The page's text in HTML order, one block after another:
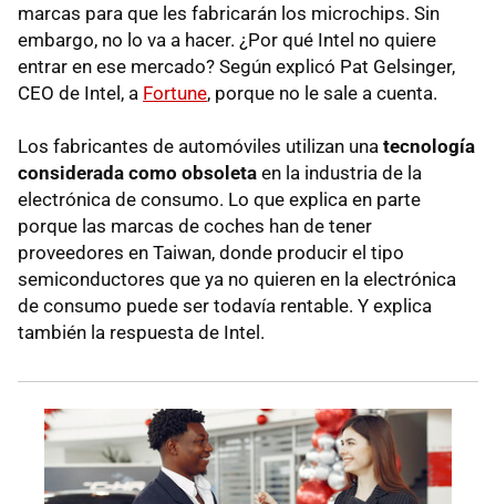
marcas para que les fabricarán los microchips. Sin
embargo, no lo va a hacer. ¿Por qué Intel no quiere
entrar en ese mercado? Según explicó Pat Gelsinger,
CEO de Intel, a Fortune, porque no le sale a cuenta.
Los fabricantes de automóviles utilizan una tecnología
considerada como obsoleta en la industria de la
electrónica de consumo. Lo que explica en parte
porque las marcas de coches han de tener
proveedores en Taiwan, donde producir el tipo
semiconductores que ya no quieren en la electrónica
de consumo puede ser todavía rentable. Y explica
también la respuesta de Intel.